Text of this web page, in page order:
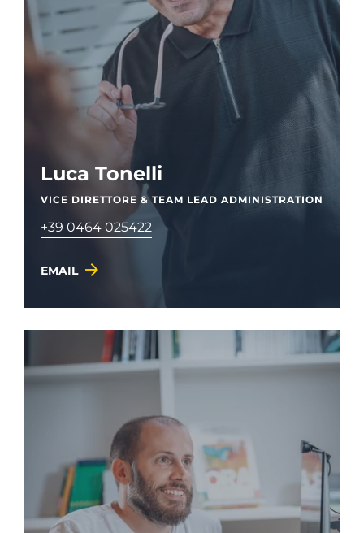
Luca Tonelli
VICE DIRETTORE & TEAM LEAD ADMINISTRATION
+39 0464 025422
EMAIL